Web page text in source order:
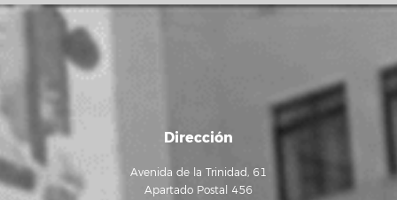
Dirección
Avenida de la Trinidad, 61
Apartado Postal 456